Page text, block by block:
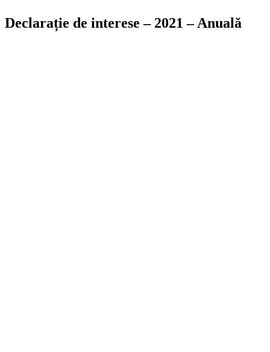
Declarație de interese – 2021 – Anuală